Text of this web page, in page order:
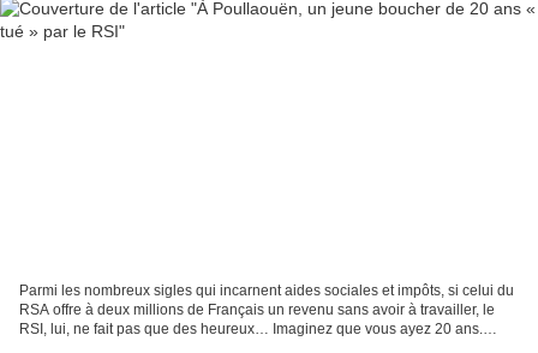
Parmi les nombreux sigles qui incarnent aides sociales et impôts, si celui du
RSA offre à deux millions de Français un revenu sans avoir à travailler, le
RSI, lui, ne fait pas que des heureux… Imaginez que vous ayez 20 ans.